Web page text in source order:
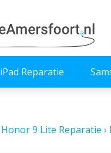
iPad Reparatie
Honor 9 Lite Reparatie ›